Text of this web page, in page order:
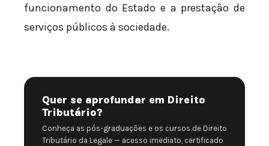
funcionamento do Estado e a prestação de
serviços públicos à sociedade.
Quer se aprofundar em Direito
Tributário?
Conheça as pós-graduações e os cursos de Direito
Tributário da Legale — acesso imediato, certificado